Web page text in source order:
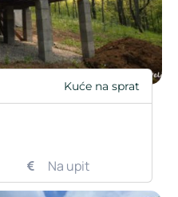
Kuće na sprat
Na upit